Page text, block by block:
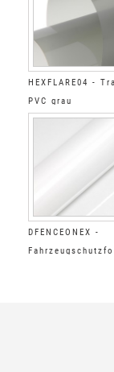
HEXFLARE04 -
PVC grau
Scheinwerfer
DFENCEONEX -